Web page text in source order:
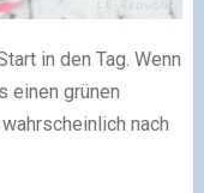
in den Tag. Wenn
einen grünen
nach